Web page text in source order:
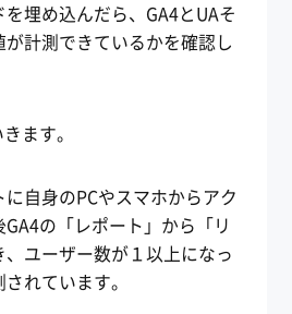
埋め込んだら、GA4とUAそ
計測できているかを確認し
ます。
自身のPCやスマホからアク
の「レポート」から「リ
ユーザー数が１以上になっ
れています。